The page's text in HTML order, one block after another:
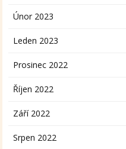
Únor 2023
Leden 2023
Prosinec 2022
Říjen 2022
Září 2022
Srpen 2022